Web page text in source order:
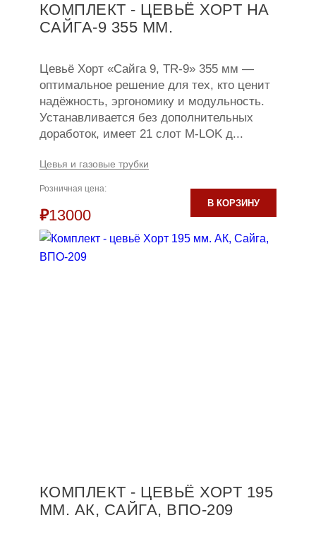
КОМПЛЕКТ - ЦЕВЬЁ ХОРТ НА
САЙГА-9 355 ММ.
Цевьё Хорт «Сайга 9, TR-9» 355 мм —
оптимальное решение для тех, кто ценит
надёжность, эргономику и модульность.
Устанавливается без дополнительных
доработок, имеет 21 слот M-LOK д...
Цевья и газовые трубки
Розничная цена:
₽13000
В КОРЗИНУ
КОМПЛЕКТ - ЦЕВЬЁ ХОРТ 195
ММ. АК, САЙГА, ВПО-209